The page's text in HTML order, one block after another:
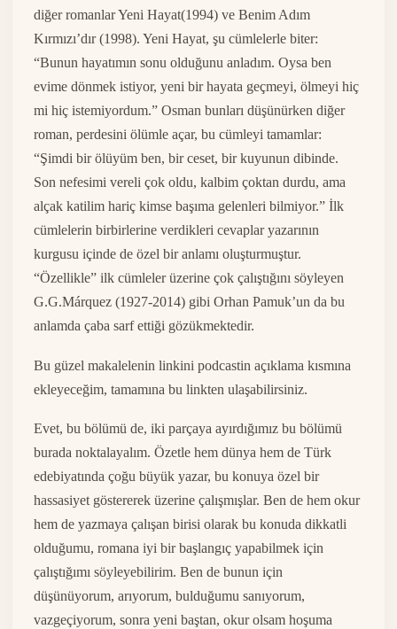
diğer romanlar Yeni Hayat(1994) ve Benim Adım
Kırmızı’dır (1998). Yeni Hayat, şu cümlelerle biter:
“Bunun hayatımın sonu olduğunu anladım. Oysa ben
evime dönmek istiyor, yeni bir hayata geçmeyi, ölmeyi hiç
mi hiç istemiyordum.” Osman bunları düşünürken diğer
roman, perdesini ölümle açar, bu cümleyi tamamlar:
“Şimdi bir ölüyüm ben, bir ceset, bir kuyunun dibinde.
Son nefesimi vereli çok oldu, kalbim çoktan durdu, ama
alçak katilim hariç kimse başıma gelenleri bilmiyor.” İlk
cümlelerin birbirlerine verdikleri cevaplar yazarının
kurgusu içinde de özel bir anlamı oluşturmuştur.
“Özellikle” ilk cümleler üzerine çok çalıştığını söyleyen
G.G.Márquez (1927-2014) gibi Orhan Pamuk’un da bu
anlamda çaba sarf ettiği gözükmektedir.
Bu güzel makalelenin linkini podcastin açıklama kısmına
ekleyeceğim, tamamına bu linkten ulaşabilirsiniz.
Evet, bu bölümü de, iki parçaya ayırdığımız bu bölümü
burada noktalayalım. Özetle hem dünya hem de Türk
edebiyatında çoğu büyük yazar, bu konuya özel bir
hassasiyet göstererek üzerine çalışmışlar. Ben de hem okur
hem de yazmaya çalışan birisi olarak bu konuda dikkatli
olduğumu, romana iyi bir başlangıç yapabilmek için
çalıştığımı söyleyebilirim. Ben de bunun için
düşünüyorum, arıyorum, bulduğumu sanıyorum,
vazgeçiyorum, sonra yeni baştan, okur olsam hoşuma